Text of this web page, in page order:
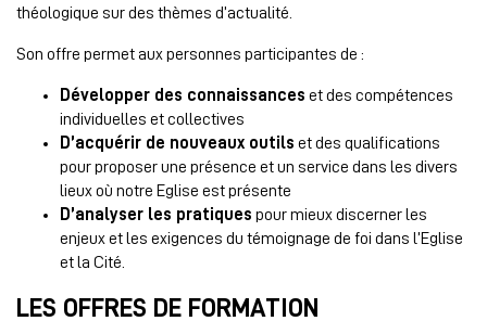
théologique sur des thèmes d’actualité.
Son offre permet aux personnes participantes de :
Développer des connaissances et des compétences
individuelles et collectives
D’acquérir de nouveaux outils et des qualifications
pour proposer une présence et un service dans les divers
lieux où notre Eglise est présente
D’analyser les pratiques pour mieux discerner les
enjeux et les exigences du témoignage de foi dans l’Eglise
et la Cité.
LES OFFRES DE FORMATION